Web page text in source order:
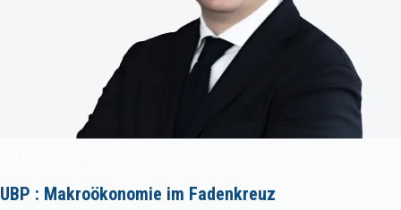
UBP : Makroökonomie im Fadenkreuz